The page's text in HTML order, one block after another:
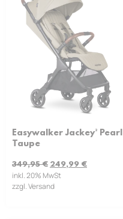
Easywalker Jackey² Pearl
Taupe
349,95€ 249,99 €
inkl. 20% MwSt
zzgl. Versand